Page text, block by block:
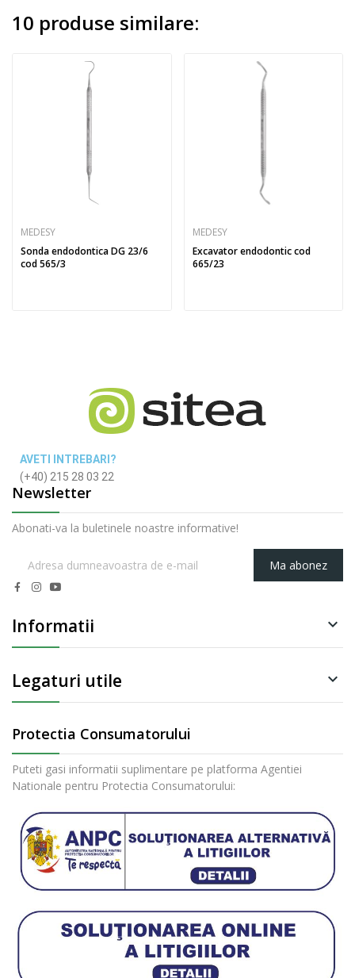
10 produse similare:
MEDESY
Sonda endodontica DG 23/6
cod 565/3
MEDESY
Excavator endodontic cod
665/23
AVETI INTREBARI?
(+40) 215 28 03 22
Newsletter
Abonati-va la buletinele noastre informative!
Ma abonez
Informatii 
Legaturi utile 
Protectia Consumatorului
Puteti gasi informatii suplimentare pe platforma Agentiei
Nationale pentru Protectia Consumatorului: